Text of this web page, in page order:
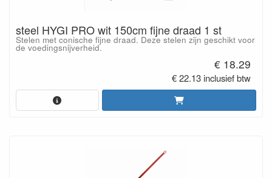
steel HYGI PRO wit 150cm fijne draad 1 st
Stelen met conische fijne draad. Deze stelen zijn geschikt voor
de voedingsnijverheid.
€ 18.29
€ 22.13 inclusief btw